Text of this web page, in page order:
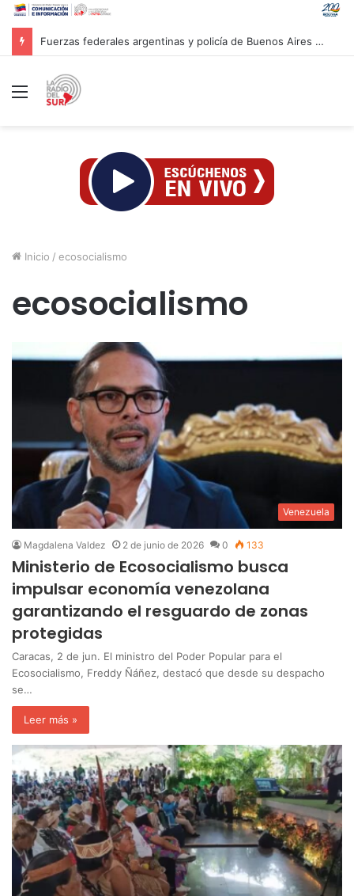
Delcy Rodríguez anuncia nuevas designaciones para fortalecer el Sistema Eléctrico Nacional
Menú
Inicio / ecosocialismo
ecosocialismo
Venezuela
Magdalena Valdez 2 de junio de 2026 0 133
Ministerio de Ecosocialismo busca
impulsar economía venezolana
garantizando el resguardo de zonas
protegidas
Caracas, 2 de jun. El ministro del Poder Popular para el
Ecosocialismo, Freddy Ñáñez, destacó que desde su despacho
se…
Leer más »